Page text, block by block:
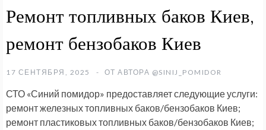
Ремонт топливных баков Киев,
ремонт бензобаков Киев
17 СЕНТЯБРЯ, 2025 ОТ АВТОРА @SINIJ_POMIDOR
СТО «Синий помидор» предоставляет следующие услуги:
ремонт железных топливных баков/бензобаков Киев;
ремонт пластиковых топливных баков/бензобаков Киев;